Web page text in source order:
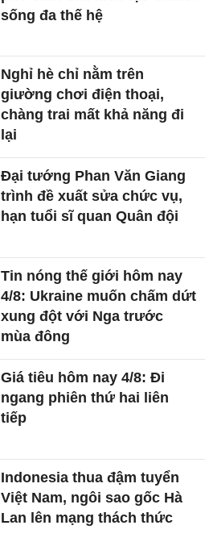
sống đa thế hệ
Nghỉ hè chỉ nằm trên
giường chơi điện thoại,
chàng trai mất khả năng đi
lại
Đại tướng Phan Văn Giang
trình đề xuất sửa chức vụ,
hạn tuổi sĩ quan Quân đội
Tin nóng thế giới hôm nay
4/8: Ukraine muốn chấm dứt
xung đột với Nga trước
mùa đông
Giá tiêu hôm nay 4/8: Đi
ngang phiên thứ hai liên
tiếp
Indonesia thua đậm tuyển
Việt Nam, ngôi sao gốc Hà
Lan lên mạng thách thức